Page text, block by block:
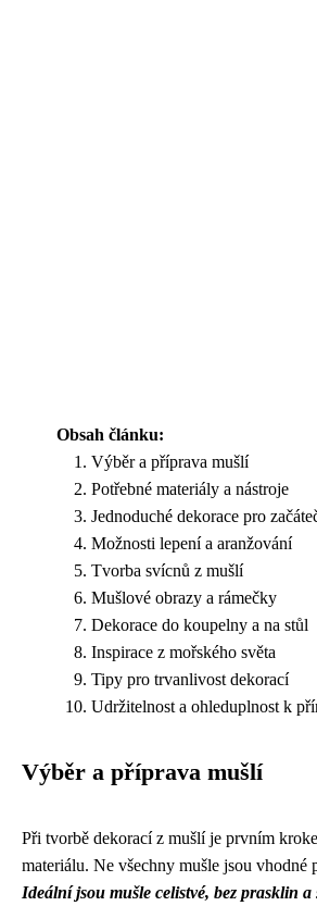
Obsah článku:
Výběr a příprava mušlí
Potřebné materiály a nástroje
Jednoduché dekorace pro
Možnosti lepení a aranžování
Tvorba svícnů z mušlí
Mušlové obrazy a rámečky
Dekorace do koupelny a na stůl
Inspirace z mořského světa
Tipy pro trvanlivost dekorací
Udržitelnost a ohleduplnost k
Výběr a příprava mušlí
Při tvorbě dekorací z mušlí je prvním
materiálu. Ne všechny mušle jsou vhodné
Ideální jsou mušle celistvé, bez prasklin